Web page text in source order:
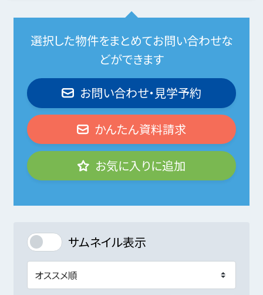
選択した物件をまとめてお問い合わせな
どができます
お問い合わせ・見学予約
かんたん資料請求
お気に入りに追加
サムネイル表示